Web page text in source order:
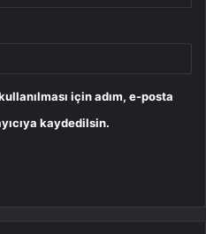
için adım, e-posta
kaydedilsin.